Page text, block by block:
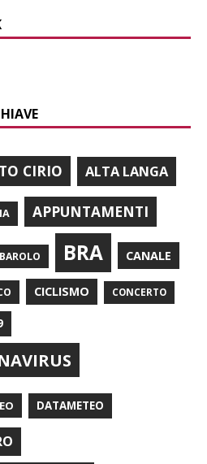
CIRIO ALTA LANGA
APPUNTAMENTI
BAROLO BRA CANALE
CICLISMO CONCERTO
DATAMETEO